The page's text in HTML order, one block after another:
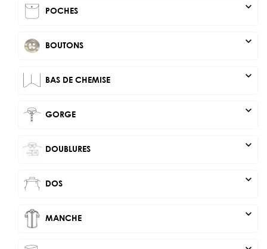
POCHES expand_more
BOUTONS expand_more
BAS DE CHEMISE expand_more
GORGE expand_more
DOUBLURES expand_more
DOS expand_more
MANCHE expand_more